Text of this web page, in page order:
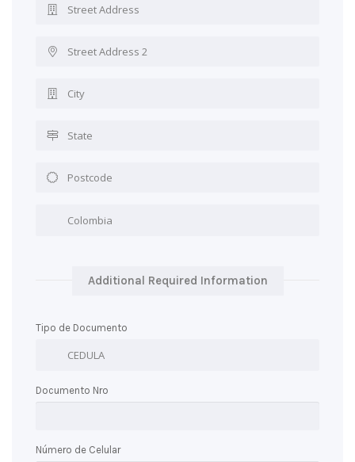
Additional Required Information
Tipo de Documento
Documento Nro
Número de Celular